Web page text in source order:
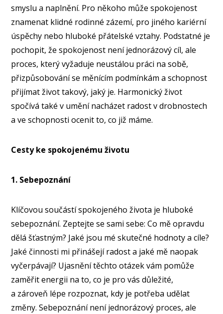
smyslu a naplnění. Pro někoho může spokojenost
znamenat klidné rodinné zázemí, pro jiného kariérní
úspěchy nebo hluboké přátelské vztahy. Podstatné je
pochopit, že spokojenost není jednorázový cíl, ale
proces, který vyžaduje neustálou práci na sobě,
přizpůsobování se měnícím podmínkám a schopnost
přijímat život takový, jaký je. Harmonický život
spočívá také v umění nacházet radost v drobnostech
a ve schopnosti ocenit to, co již máme.
Cesty ke spokojenému životu
1. Sebepoznání
Klíčovou součástí spokojeného života je hluboké
sebepoznání. Zeptejte se sami sebe: Co mě opravdu
dělá šťastným? Jaké jsou mé skutečné hodnoty a cíle?
Jaké činnosti mi přinášejí radost a jaké mě naopak
vyčerpávají? Ujasnění těchto otázek vám pomůže
zaměřit energii na to, co je pro vás důležité,
a zároveň lépe rozpoznat, kdy je potřeba udělat
změny. Sebepoznání není jednorázový proces, ale